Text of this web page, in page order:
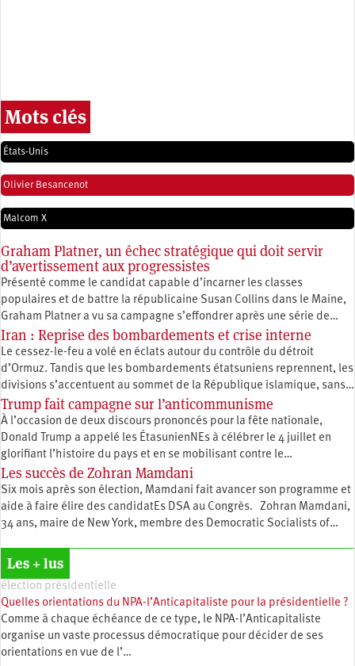
Mots clés
États-Unis
Olivier Besancenot
Malcom X
Graham Platner, un échec stratégique qui doit servir
d’avertissement aux progressistes
Présenté comme le candidat capable d’incarner les classes
populaires et de battre la républicaine Susan Collins dans le Maine,
Graham Platner a vu sa campagne s’effondrer après une série de…
Iran : Reprise des bombardements et crise interne
Le cessez-le-feu a volé en éclats autour du contrôle du détroit
d’Ormuz. Tandis que les bombardements étatsuniens reprennent, les
divisions s’accentuent au sommet de la République islamique, sans…
Trump fait campagne sur l’anticommunisme
À l’occasion de deux discours prononcés pour la fête nationale,
Donald Trump a appelé les ÉtasunienNEs à célébrer le 4 juillet en
glorifiant l’histoire du pays et en se mobilisant contre le…
Les succès de Zohran Mamdani
Six mois après son élection, Mamdani fait avancer son programme et
aide à faire élire des candidatEs DSA au Congrès. Zohran Mamdani,
34 ans, maire de New York, membre des Democratic Socialists of…
Les + lus
élection présidentielle
Quelles orientations du NPA-l’Anticapitaliste pour la présidentielle ?
Comme à chaque échéance de ce type, le NPA-l’Anticapitaliste
organise un vaste processus démocratique pour décider de ses
orientations en vue de l’…